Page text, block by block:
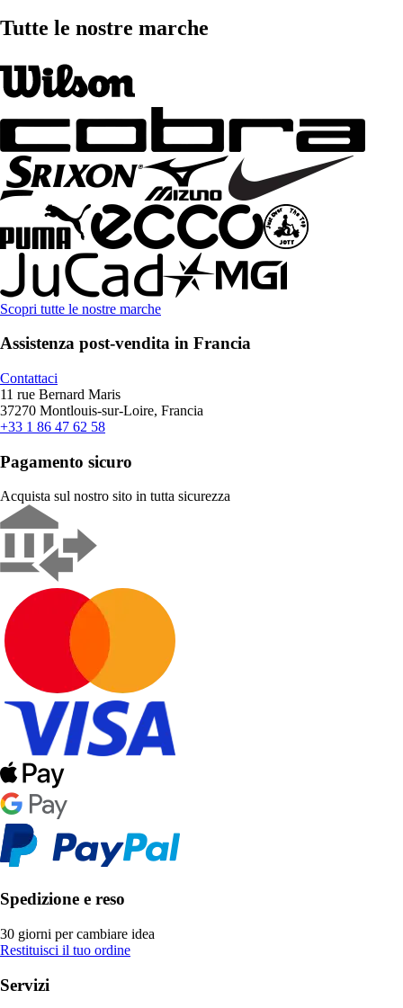
Tutte le nostre marche
Scopri tutte le nostre marche
Assistenza post-vendita in Francia
Contattaci
11 rue Bernard Maris
37270 Montlouis-sur-Loire, Francia
+33 1 86 47 62 58
Pagamento sicuro
Acquista sul nostro sito in tutta sicurezza
Spedizione e reso
30 giorni per cambiare idea
Restituisci il tuo ordine
Servizi